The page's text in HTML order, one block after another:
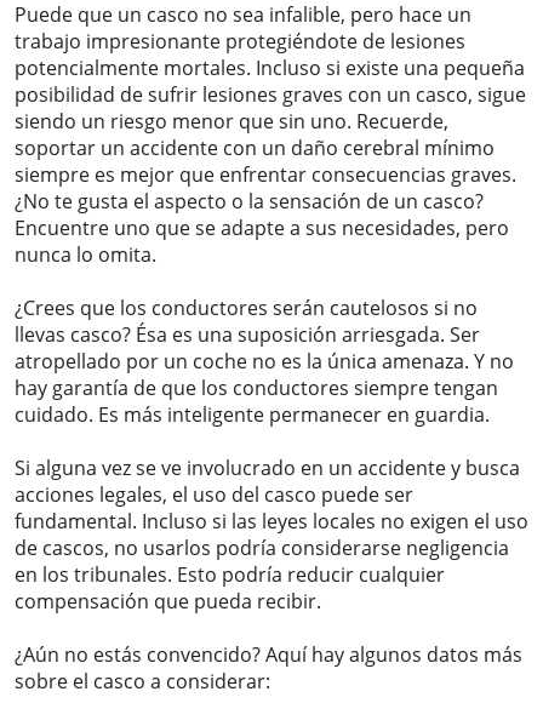
Puede que un casco no sea infalible, pero hace un
trabajo impresionante protegiéndote de lesiones
potencialmente mortales. Incluso si existe una pequeña
posibilidad de sufrir lesiones graves con un casco, sigue
siendo un riesgo menor que sin uno. Recuerde,
soportar un accidente con un daño cerebral mínimo
siempre es mejor que enfrentar consecuencias graves.
¿No te gusta el aspecto o la sensación de un casco?
Encuentre uno que se adapte a sus necesidades, pero
nunca lo omita.
¿Crees que los conductores serán cautelosos si no
llevas casco? Ésa es una suposición arriesgada. Ser
atropellado por un coche no es la única amenaza. Y no
hay garantía de que los conductores siempre tengan
cuidado. Es más inteligente permanecer en guardia.
Si alguna vez se ve involucrado en un accidente y busca
acciones legales, el uso del casco puede ser
fundamental. Incluso si las leyes locales no exigen el uso
de cascos, no usarlos podría considerarse negligencia
en los tribunales. Esto podría reducir cualquier
compensación que pueda recibir.
¿Aún no estás convencido? Aquí hay algunos datos más
sobre el casco a considerar: